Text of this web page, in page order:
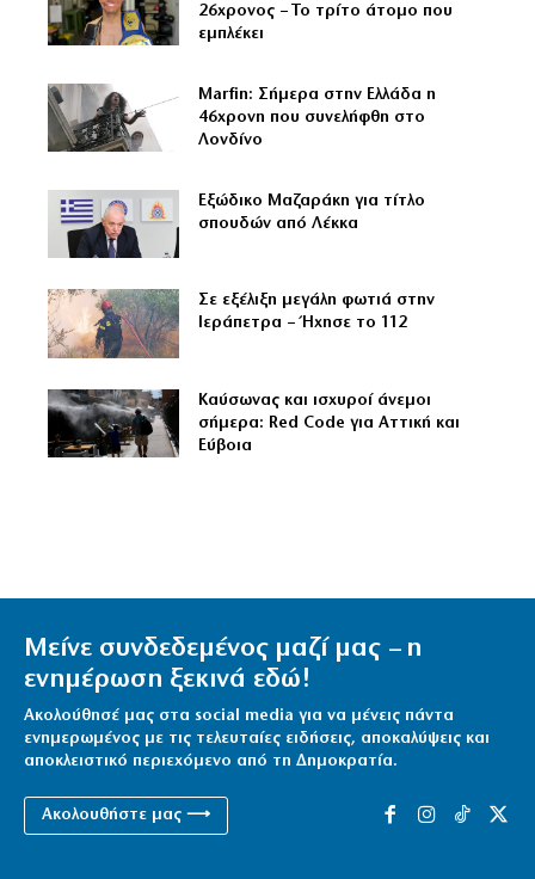
26χρονος – Το τρίτο άτομο που
εμπλέκει
Marfin: Σήμερα στην Ελλάδα η
46χρονη που συνελήφθη στο
Λονδίνο
Εξώδικο Μαζαράκη για τίτλο
σπουδών από Λέκκα
Σε εξέλιξη μεγάλη φωτιά στην
Ιεράπετρα – Ήχησε το 112
Καύσωνας και ισχυροί άνεμοι
σήμερα: Red Code για Αττική και
Εύβοια
Μείνε συνδεδεμένος μαζί μας – η
ενημέρωση ξεκινά εδώ!
Ακολούθησέ μας στα social media για να μένεις πάντα
ενημερωμένος με τις τελευταίες ειδήσεις, αποκαλύψεις και
αποκλειστικό περιεχόμενο από τη Δημοκρατία.
Ακολουθήστε μας ⟶